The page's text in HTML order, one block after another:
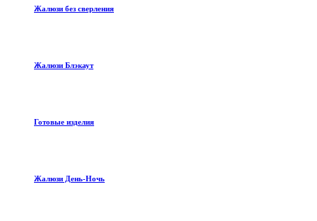
Жалюзи без сверления
Жалюзи Блэкаут
Готовые изделия
Жалюзи День-Ночь